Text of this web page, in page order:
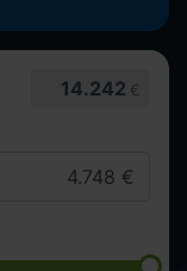
14.242 €